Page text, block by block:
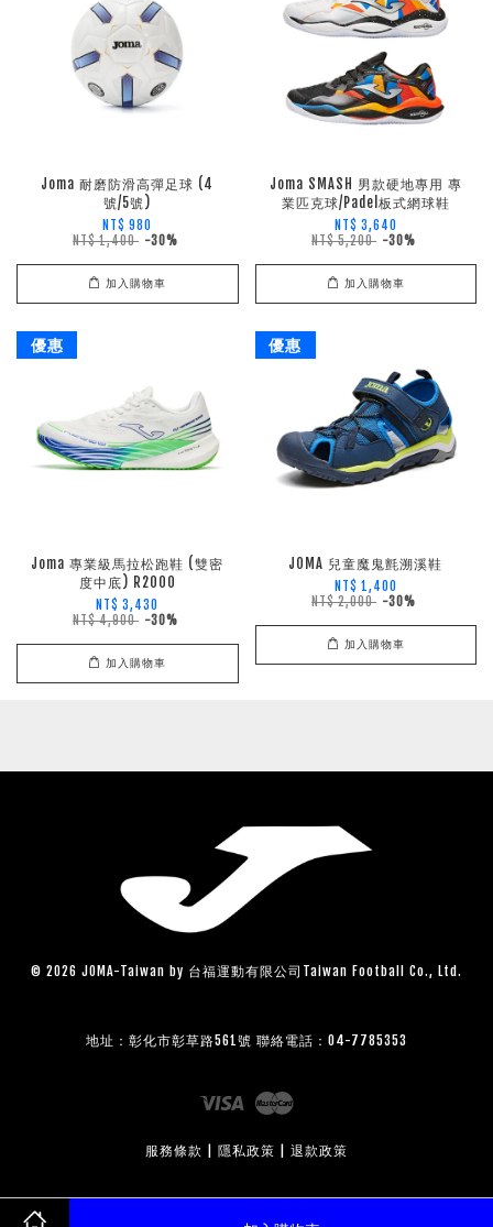
Joma 耐磨防滑高彈足球 (4
號/5號)
NT$ 980
NT$ 1,400 -30%
加入購物車
Joma SMASH 男款硬地專用 專
業匹克球/Padel板式網球鞋
NT$ 3,640
NT$ 5,200 -30%
加入購物車
優惠
Joma 專業級馬拉松跑鞋 (雙密
度中底) R2000
NT$ 3,430
NT$ 4,900 -30%
加入購物車
優惠
JOMA 兒童魔鬼氈溯溪鞋
NT$ 1,400
NT$ 2,000 -30%
加入購物車
© 2026 JOMA-Taiwan by 台福運動有限公司Taiwan Football Co., Ltd.
地址：彰化市彰草路561號 聯絡電話：04-7785353
Visa
服務條款 隱私政策 退款政策